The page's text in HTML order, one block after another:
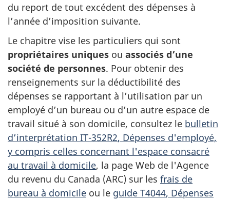
du report de tout excédent des dépenses à
l’année d’imposition suivante.
Le chapitre vise les particuliers qui sont
propriétaires uniques ou associés d’une
société de personnes. Pour obtenir des
renseignements sur la déductibilité des
dépenses se rapportant à l’utilisation par un
employé d’un bureau ou d’un autre espace de
travail situé à son domicile, consultez le bulletin
d’interprétation IT-352R2, Dépenses d'employé,
y compris celles concernant l'espace consacré
au travail à domicile, la page Web de l'Agence
du revenu du Canada (ARC) sur les frais de
bureau à domicile ou le guide T4044, Dépenses